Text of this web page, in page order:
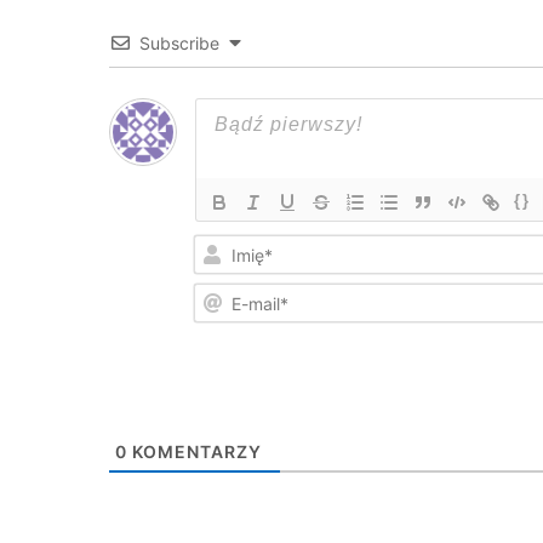
Subscribe
{}
0 KOMENTARZY